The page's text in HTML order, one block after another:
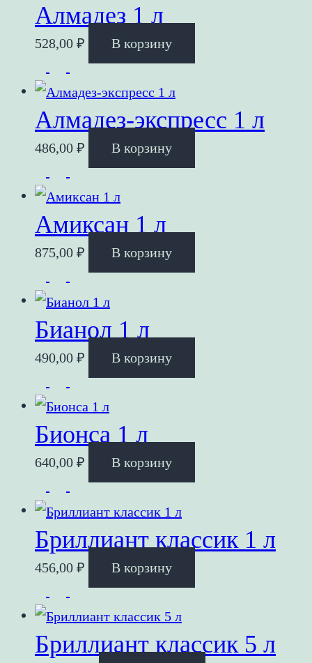
Алмадез 1 л
528,00 ₽ В корзину
Алмадез-экспресс 1 л
486,00 ₽ В корзину
Амиксан 1 л
875,00 ₽ В корзину
Бианол 1 л
490,00 ₽ В корзину
Бионса 1 л
640,00 ₽ В корзину
Бриллиант классик 1 л
456,00 ₽ В корзину
Бриллиант классик 5 л